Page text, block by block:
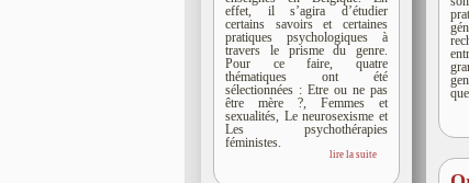
effet, il s’agira d’étudier
certains savoirs et certaines
pratiques psychologiques à
travers le prisme du genre.
Pour ce faire, quatre
thématiques ont été
sélectionnées : Etre ou ne pas
être mère ?, Femmes et
sexualités, Le neurosexisme et
Les psychothérapies
féministes.
lire la suite